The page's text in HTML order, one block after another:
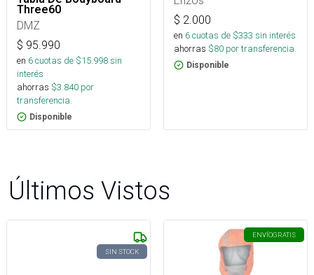
Three60
DMZ
$ 95.990
en 6cuotas de $15.998sin
interés
ahorras $3.840 por
transferencia.
Disponible
$ 2.000
en 6cuotas de $333 sin interés
ahorras $80 por transferencia.
Disponible
Últimos Vistos
SIN STOCK
ENVÍOGRATIS